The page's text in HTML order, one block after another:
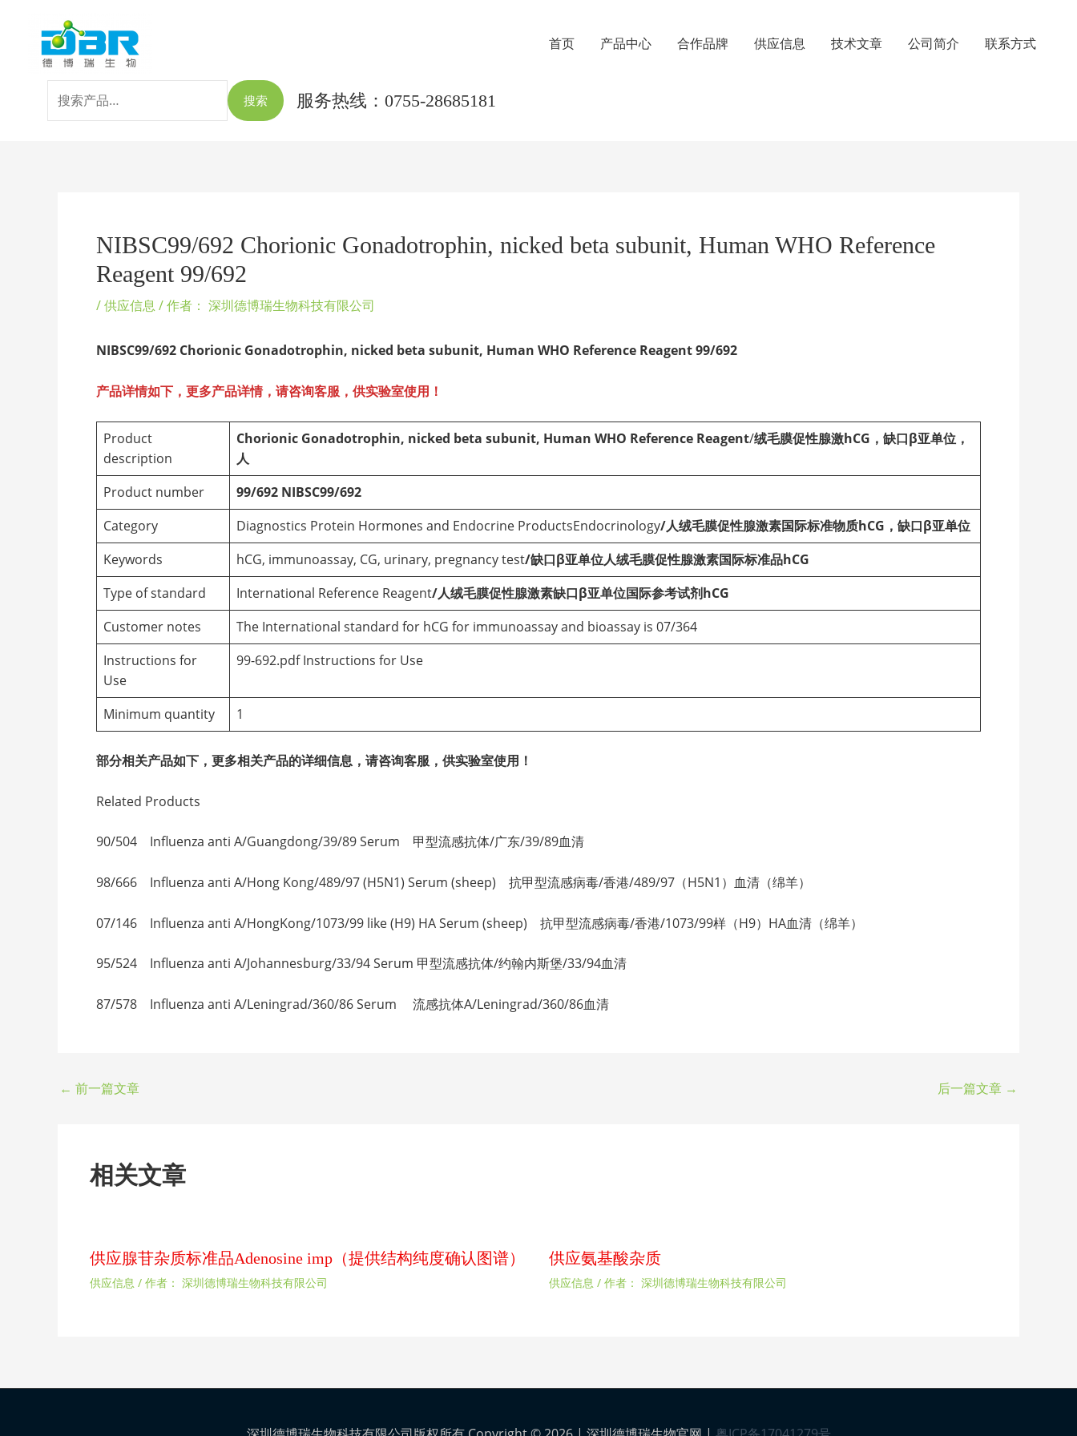
首页 产品中心 合作品牌 供应信息 技术文章 公司简介 联系方式
索：
搜索 服务热线：0755-28685181
NIBSC99/692 Chorionic Gonadotrophin, nicked beta subunit, Human WHO Reference
Reagent 99/692
/供应信息 / 作者： 深圳德博瑞生物科技有限公司
NIBSC99/692 Chorionic Gonadotrophin, nicked beta subunit, Human WHO Reference Reagent 99/692
产品详情如下，更多产品详情，请咨询客服，供实验室使用！
Product
description
Chorionic Gonadotrophin, nicked beta subunit, Human WHO Reference Reagent/绒毛膜促性腺激hCG，缺口β亚单位，
人
Product number
99/692 NIBSC99/692
Category
Diagnostics Protein Hormones and Endocrine ProductsEndocrinology/人绒毛膜促性腺激素国际标准物质hCG，缺口β亚单位
Keywords
hCG, immunoassay, CG, urinary, pregnancy test/缺口β亚单位人绒毛膜促性腺激素国际标准品hCG
Type of standard
International Reference Reagent/人绒毛膜促性腺激素缺口β亚单位国际参考试剂hCG
Customer notes
The International standard for hCG for immunoassay and bioassay is 07/364
Instructions for
Use
99-692.pdf Instructions for Use
Minimum quantity 1
部分相关产品如下，更多相关产品的详细信息，请咨询客服，供实验室使用！
Related Products
90/504 Influenza anti A/Guangdong/39/89 Serum 甲型流感抗体/广东/39/89血清
98/666 Influenza anti A/Hong Kong/489/97 (H5N1) Serum (sheep) 抗甲型流感病毒/香港/489/97（H5N1）血清（绵羊）
07/146 Influenza anti A/HongKong/1073/99 like (H9) HA Serum (sheep) 抗甲型流感病毒/香港/1073/99样（H9）HA血清（绵羊）
95/524 Influenza anti A/Johannesburg/33/94 Serum 甲型流感抗体/约翰内斯堡/33/94血清
87/578 Influenza anti A/Leningrad/360/86 Serum 流感抗体A/Leningrad/360/86血清
← 前一篇文章 后一篇文章 →
相关文章
供应腺苷杂质标准品Adenosine imp（提供结构纯度确认图谱）
供应信息 / 作者： 深圳德博瑞生物科技有限公司
供应氨基酸杂质
供应信息 / 作者： 深圳德博瑞生物科技有限公司